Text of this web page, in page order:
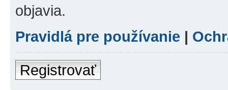
objavia.
Pravidlá pre používanie |
Registrovať